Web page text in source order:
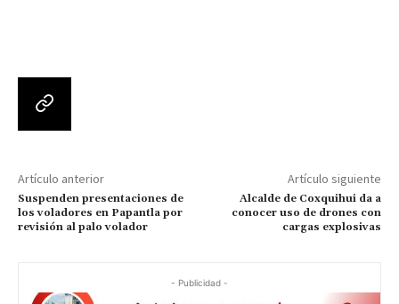
Artículo anterior
Suspenden presentaciones de
los voladores en Papantla por
revisión al palo volador
Artículo siguiente
Alcalde de Coxquihui da a
conocer uso de drones con
cargas explosivas
- Publicidad -